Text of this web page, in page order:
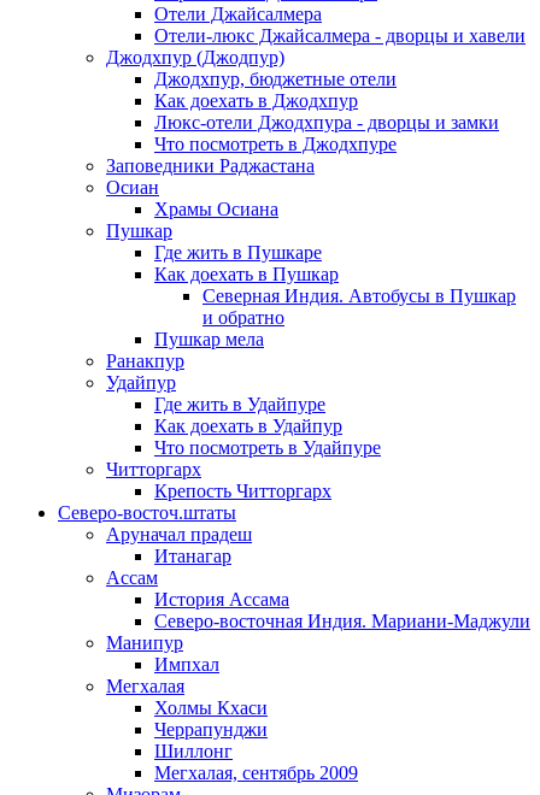
Отели Джайсалмера
Отели-люкс Джайсалмера - дворцы и хавели
Джодхпур (Джодпур)
Джодхпур, бюджетные отели
Как доехать в Джодхпур
Люкс-отели Джодхпура - дворцы и замки
Что посмотреть в Джодхпуре
Заповедники Раджастана
Осиан
Храмы Осиана
Пушкар
Где жить в Пушкаре
Как доехать в Пушкар
Северная Индия. Автобусы в Пушкар
и обратно
Пушкар мела
Ранакпур
Удайпур
Где жить в Удайпуре
Как доехать в Удайпур
Что посмотреть в Удайпуре
Читторгарх
Крепость Читторгарх
Северо-восточ.штаты
Аруначал прадеш
Итанагар
Ассам
История Ассама
Северо-восточная Индия. Мариани-Маджули
Манипур
Импхал
Мегхалая
Холмы Кхаси
Черрапунджи
Шиллонг
Мегхалая, сентябрь 2009